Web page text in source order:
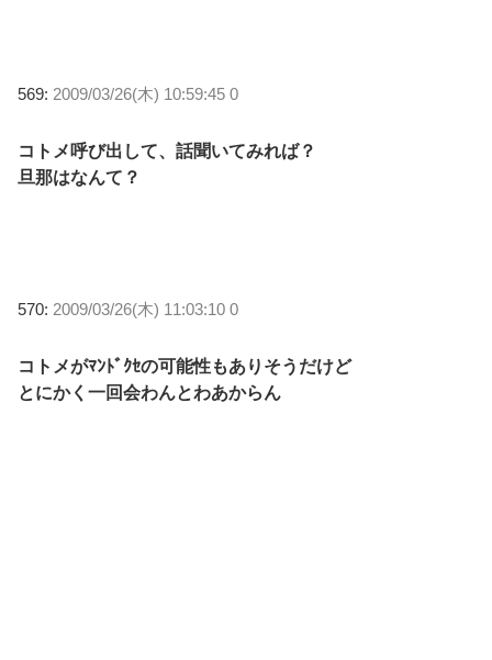
569: 2009/03/26(木) 10:59:45 0
コトメ呼び出して、話聞いてみれば？
旦那はなんて？
570: 2009/03/26(木) 11:03:10 0
コトメがﾏﾝﾄﾞｸｾの可能性もありそうだけど
とにかく一回会わんとわあからん